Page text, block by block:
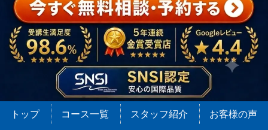
トップ コース一覧 スタッフ紹介 お客様の声